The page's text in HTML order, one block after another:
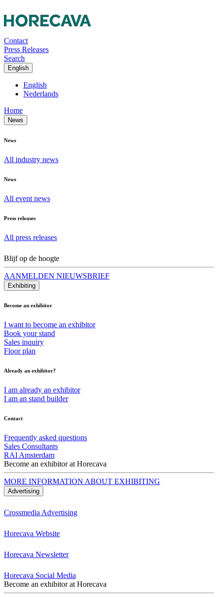
Contact
Press Releases
Search
English
English
Nederlands
Home
News
News
All industry news
News
All event news
Press releases
All press releases
Blijf op de hoogte
AANMELDEN NIEUWSBRIEF
Exhibiting
Become an exhibitor
I want to become an exhibitor
Book your stand
Sales inquiry
Floor plan
Already an exhibitor?
I am already an exhibitor
I am an stand builder
Contact
Frequently asked questions
Sales Consultants
RAI Amsterdam
Become an exhibitor at Horecava
MORE INFORMATION ABOUT EXHIBITING
Advertising
Crossmedia Advertising
Horecava Website
Horecava Newsletter
Horecava Social Media
Become an exhibitor at Horecava